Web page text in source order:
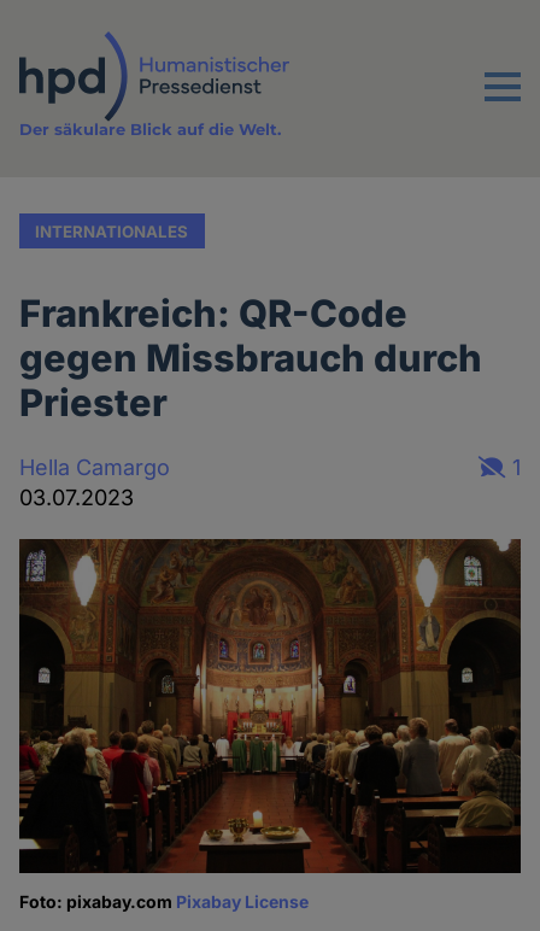
Inhalt
Menu
Der säkulare Blick auf die Welt.
INTERNATIONALES
Frankreich: QR-Code
gegen Missbrauch durch
Priester
Hella Camargo
03.07.2023
1
Foto: pixabay.com Pixabay License